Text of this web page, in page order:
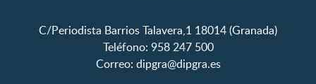
C/Periodista Barrios Talavera,1 18014 (Granada)
Teléfono: 958 247 500
Correo: dipgra@dipgra.es